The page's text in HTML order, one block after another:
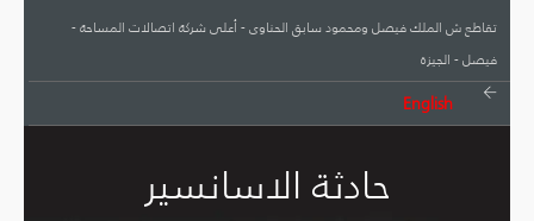
تقاطع ش الملك فيصل ومحمود سابق الحناوى - أعلى شركة اتصالات المساحة -
فيصل - الجيزة
English
حادثة الاسانسير